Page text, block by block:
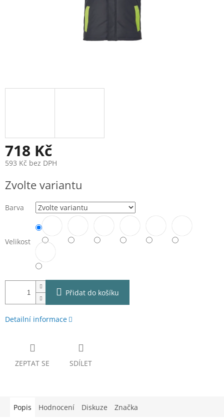
718 Kč
593 Kč bez DPH
cena:
Zvolte variantu
Barva
Velikost
Přidat do košíku
Detailní informace
ZEPTAT SE SDÍLET
Popis Hodnocení Diskuze Značka